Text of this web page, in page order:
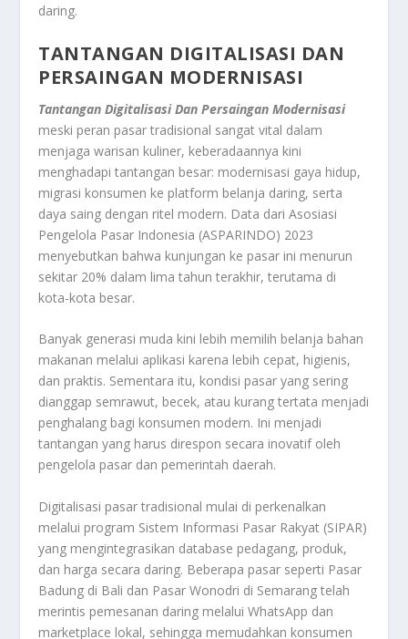
daring.
TANTANGAN DIGITALISASI DAN
PERSAINGAN MODERNISASI
Tantangan Digitalisasi Dan Persaingan Modernisasi
meski peran pasar tradisional sangat vital dalam
menjaga warisan kuliner, keberadaannya kini
menghadapi tantangan besar: modernisasi gaya hidup,
migrasi konsumen ke platform belanja daring, serta
daya saing dengan ritel modern. Data dari Asosiasi
Pengelola Pasar Indonesia (ASPARINDO) 2023
menyebutkan bahwa kunjungan ke pasar ini menurun
sekitar 20% dalam lima tahun terakhir, terutama di
kota-kota besar.
Banyak generasi muda kini lebih memilih belanja bahan
makanan melalui aplikasi karena lebih cepat, higienis,
dan praktis. Sementara itu, kondisi pasar yang sering
dianggap semrawut, becek, atau kurang tertata menjadi
penghalang bagi konsumen modern. Ini menjadi
tantangan yang harus direspon secara inovatif oleh
pengelola pasar dan pemerintah daerah.
Digitalisasi pasar tradisional mulai di perkenalkan
melalui program Sistem Informasi Pasar Rakyat (SIPAR)
yang mengintegrasikan database pedagang, produk,
dan harga secara daring. Beberapa pasar seperti Pasar
Badung di Bali dan Pasar Wonodri di Semarang telah
merintis pemesanan daring melalui WhatsApp dan
marketplace lokal, sehingga memudahkan konsumen